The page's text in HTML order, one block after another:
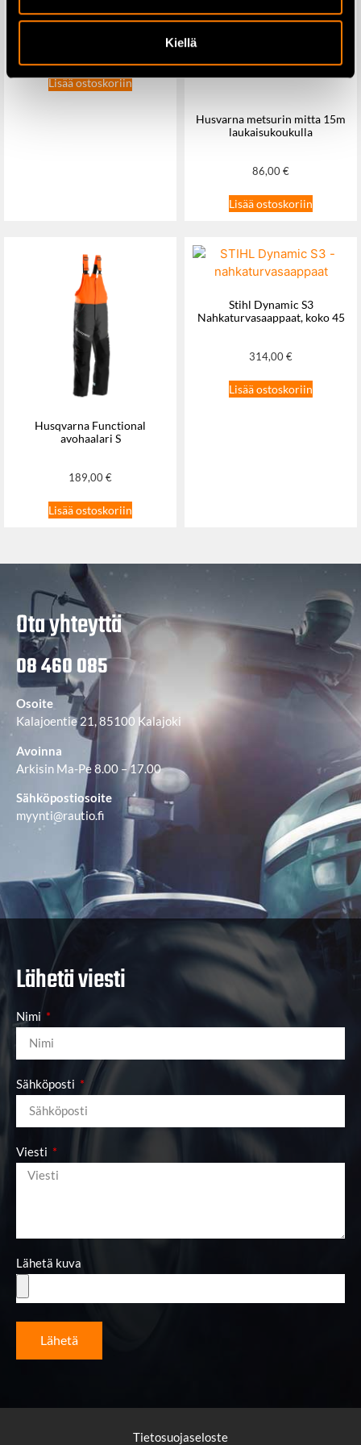
Kiellä
Lisää ostoskoriin
Husvarna metsurin mitta 15m
laukaisukoukulla
86,00€
Lisää ostoskoriin
Husqvarna Functional
avohaalari S
189,00€
Lisää ostoskoriin
Stihl Dynamic S3
Nahkaturvasaappaat, koko 45
314,00€
Lisää ostoskoriin
Ota yhteyttä
08 460 085
Osoite
Kalajoentie 21, 85100 Kalajoki
Avoinna
Arkisin Ma-Pe 8.00 – 17.00
Sähköpostiosoite
myynti@rautio.fi
Lähetä viesti
Nimi
Sähköposti
Viesti
Lähetä kuva
Lähetä
Tietosuojaseloste